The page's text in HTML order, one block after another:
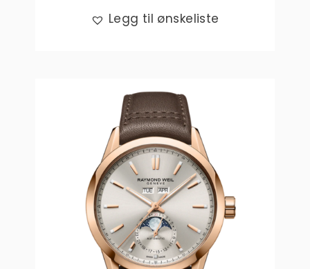
Legg til ønskeliste